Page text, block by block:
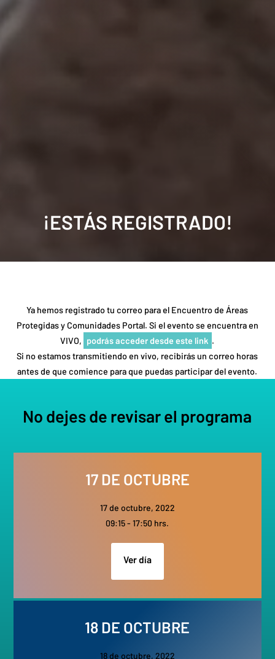
¡ESTÁS REGISTRADO!
Ya hemos registrado tu correo para el Encuentro de Áreas
Protegidas y Comunidades Portal. Si el evento se encuentra en
VIVO, podrás acceder desde este link .
Si no estamos transmitiendo en vivo, recibirás un correo horas
antes de que comience para que puedas participar del evento.
No dejes de revisar el programa
17 DE OCTUBRE
17 de octubre, 2022
09:15 - 17:50 hrs.
Ver día
18 DE OCTUBRE
18 de octubre, 2022